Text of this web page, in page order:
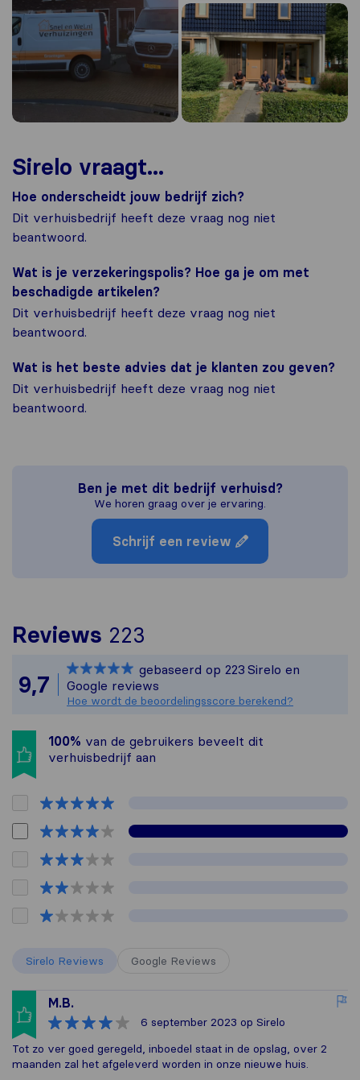
Sirelo vraagt...
Hoe onderscheidt jouw bedrijf zich?
Dit verhuisbedrijf heeft deze vraag nog niet
beantwoord.
Wat is je verzekeringspolis? Hoe ga je om met
beschadigde artikelen?
Dit verhuisbedrijf heeft deze vraag nog niet
beantwoord.
Wat is het beste advies dat je klanten zou geven?
Dit verhuisbedrijf heeft deze vraag nog niet
beantwoord.
Ben je met dit bedrijf verhuisd?
We horen graag over je ervaring.
Schrijf een review
Reviews 223
Alle reviews van
9,7
gebaseerd op 223 Sirelo en
Google reviews
Hoe wordt de beoordelingsscore berekend?
100% van de gebruikers beveelt dit
verhuisbedrijf aan
Sirelo Reviews Google Reviews
M.B.
6 september 2023 op Sirelo
Tot zo ver goed geregeld, inboedel staat in de opslag, over 2
maanden zal het afgeleverd worden in onze nieuwe huis.